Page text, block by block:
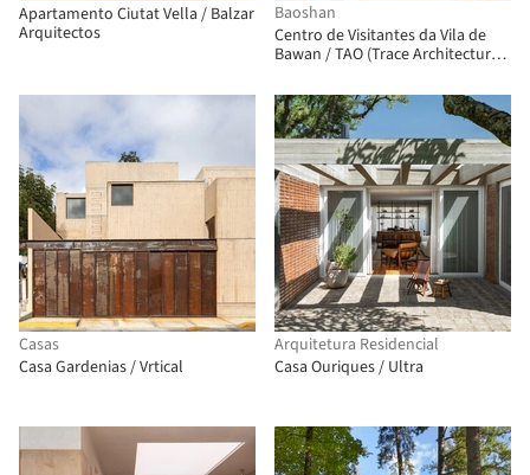
Apartamento Ciutat Vella / Balzar
Arquitectos
Baoshan
Centro de Visitantes da Vila de
Bawan / TAO (Trace Architecture
Casas
Casa Gardenias / Vrtical
Arquitetura Residencial
Casa Ouriques / Ultra